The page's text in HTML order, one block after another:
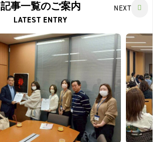
記事一覧のご案内
LATEST ENTRY
NEXT